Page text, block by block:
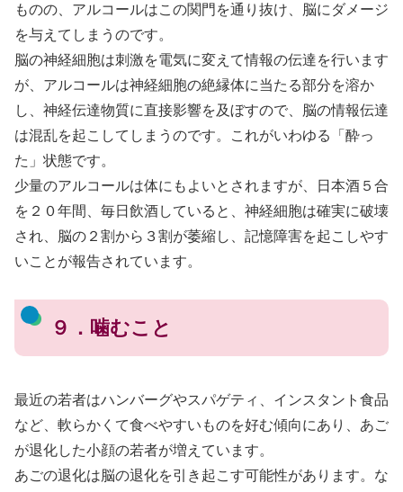
ものの、アルコールはこの関門を通り抜け、脳にダメージ
を与えてしまうのです。
脳の神経細胞は刺激を電気に変えて情報の伝達を行います
が、アルコールは神経細胞の絶縁体に当たる部分を溶か
し、神経伝達物質に直接影響を及ぼすので、脳の情報伝達
は混乱を起こしてしまうのです。これがいわゆる「酔っ
た」状態です。
少量のアルコールは体にもよいとされますが、日本酒５合
を２０年間、毎日飲酒していると、神経細胞は確実に破壊
され、脳の２割から３割が萎縮し、記憶障害を起こしやす
いことが報告されています。
９．噛むこと
最近の若者はハンバーグやスパゲティ、インスタント食品
など、軟らかくて食べやすいものを好む傾向にあり、あご
が退化した小顔の若者が増えています。
あごの退化は脳の退化を引き起こす可能性があります。な